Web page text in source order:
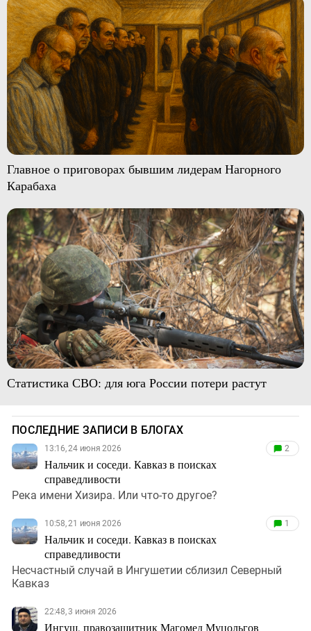
Главное о приговорах бывшим лидерам Нагорного
Карабаха
Статистика СВО: для юга России потери растут
ПОСЛЕДНИЕ ЗАПИСИ В БЛОГАХ
13:16, 24 июня 2026
Нальчик и соседи. Кавказ в поисках
справедливости
2
Река имени Хизира. Или что-то другое?
10:58, 21 июня 2026
Нальчик и соседи. Кавказ в поисках
справедливости
1
Несчастный случай в Ингушетии сблизил Северный
Кавказ
22:48, 3 июня 2026
Ингуш, правозащитник Магомед Муцольгов